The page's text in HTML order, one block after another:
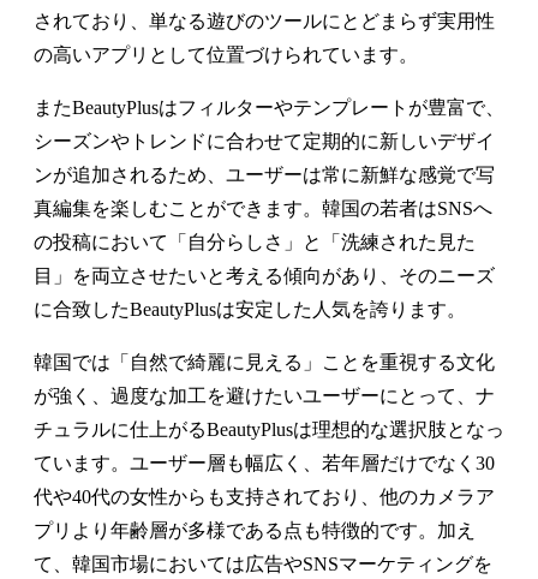
されており、単なる遊びのツールにとどまらず実用性
の高いアプリとして位置づけられています。
またBeautyPlusはフィルターやテンプレートが豊富で、
シーズンやトレンドに合わせて定期的に新しいデザイ
ンが追加されるため、ユーザーは常に新鮮な感覚で写
真編集を楽しむことができます。韓国の若者はSNSへ
の投稿において「自分らしさ」と「洗練された見た
目」を両立させたいと考える傾向があり、そのニーズ
に合致したBeautyPlusは安定した人気を誇ります。
韓国では「自然で綺麗に見える」ことを重視する文化
が強く、過度な加工を避けたいユーザーにとって、ナ
チュラルに仕上がるBeautyPlusは理想的な選択肢となっ
ています。ユーザー層も幅広く、若年層だけでなく30
代や40代の女性からも支持されており、他のカメラア
プリより年齢層が多様である点も特徴的です。加え
て、韓国市場においては広告やSNSマーケティングを